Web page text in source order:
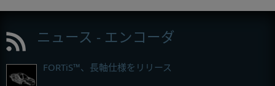
ニュース - エンコーダ
FORTiS™、長軸仕様をリリース